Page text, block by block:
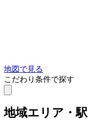
地図で見る
こだわり条件で探す
地域エリア・駅